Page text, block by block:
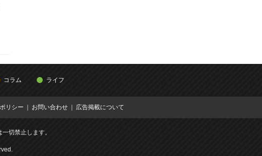
コラム ライフ
リシー お問い合わせ 広告掲載について
切禁止します。